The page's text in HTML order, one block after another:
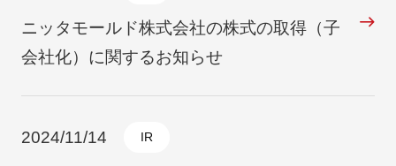
ニッタモールド株式会社の株式の取得（子
会社化）に関するお知らせ
2024/11/14 IR